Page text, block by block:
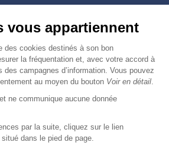
vous appartiennent
des cookies destinés à son bon
la fréquentation et, avec votre accord à
des campagnes d’information. Vous pouvez
au moyen du bouton Voir en détail
ne communique aucune donnée
par la suite, cliquez sur le lien
dans le pied de page.